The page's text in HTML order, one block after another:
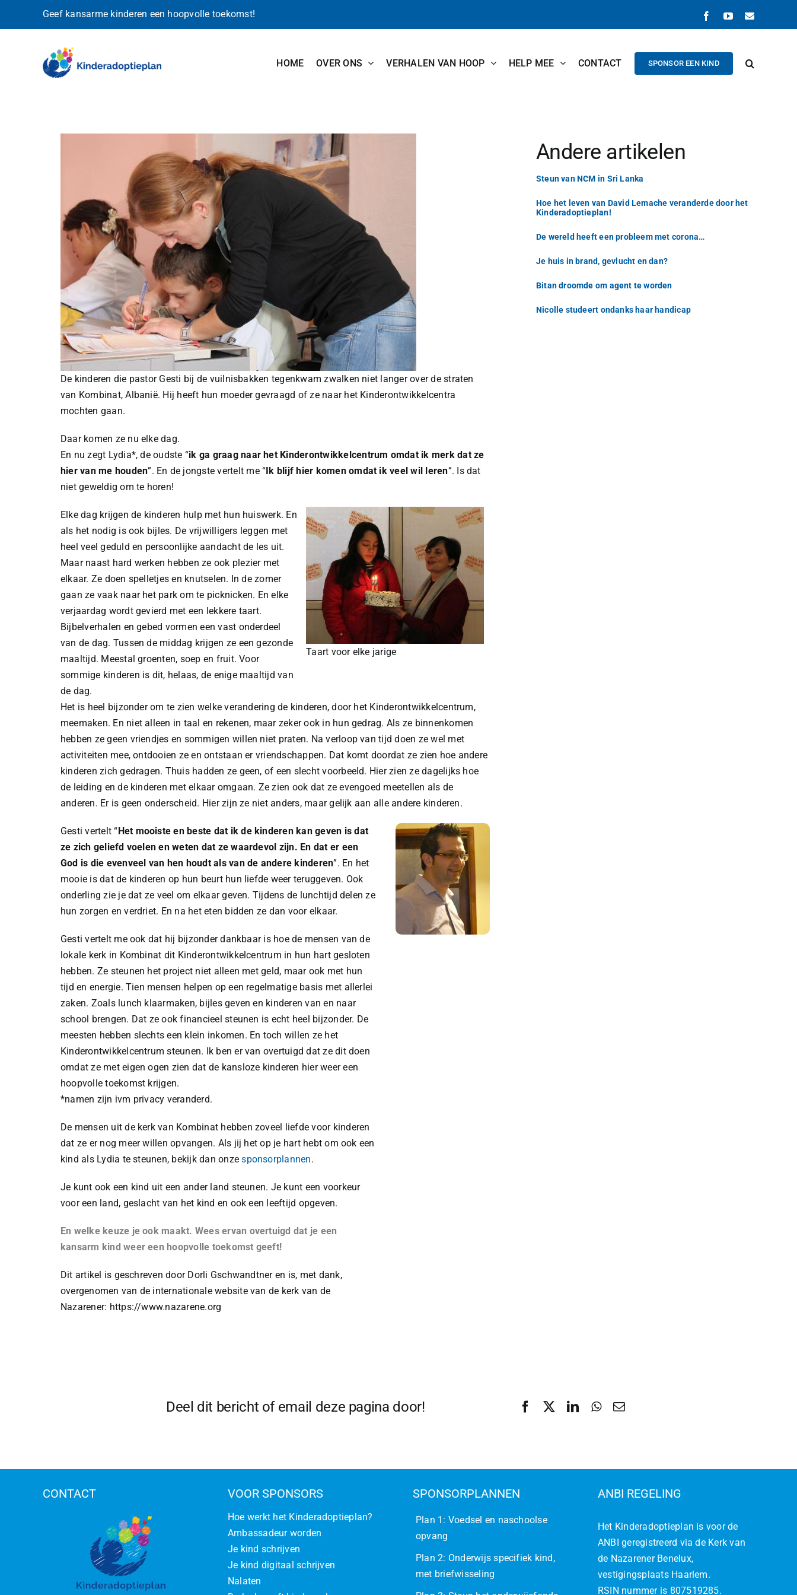
Geef kansarme kinderen een hoopvolle toekomst! FacebookYouTube
E-
HOME OVER ONS VERHALEN VAN HOOP HELP MEE CONTACT SPONSOR EEN KIND
De kinderen die pastor Gesti bij de vuilnisbakken tegenkwam zwalken niet langer over de straten
van Kombinat, Albanië. Hij heeft hun moeder gevraagd of ze naar het Kinderontwikkelcentra
mochten gaan.
Daar komen ze nu elke dag.
En nu zegt Lydia*, de oudste “ik ga graag naar het Kinderontwikkelcentrum omdat ik merk dat ze
hier van me houden”. En de jongste vertelt me “Ik blijf hier komen omdat ik veel wil leren”. Is dat
niet geweldig om te horen!
Taart voor elke jarige
Elke dag krijgen de kinderen hulp met hun huiswerk. En
als het nodig is ook bijles. De vrijwilligers leggen met
heel veel geduld en persoonlijke aandacht de les uit.
Maar naast hard werken hebben ze ook plezier met
elkaar. Ze doen spelletjes en knutselen. In de zomer
gaan ze vaak naar het park om te picknicken. En elke
verjaardag wordt gevierd met een lekkere taart.
Bijbelverhalen en gebed vormen een vast onderdeel
van de dag. Tussen de middag krijgen ze een gezonde
maaltijd. Meestal groenten, soep en fruit. Voor
sommige kinderen is dit, helaas, de enige maaltijd van
de dag.
Het is heel bijzonder om te zien welke verandering de kinderen, door het Kinderontwikkelcentrum,
meemaken. En niet alleen in taal en rekenen, maar zeker ook in hun gedrag. Als ze binnenkomen
hebben ze geen vriendjes en sommigen willen niet praten. Na verloop van tijd doen ze wel met
activiteiten mee, ontdooien ze en ontstaan er vriendschappen. Dat komt doordat ze zien hoe andere
kinderen zich gedragen. Thuis hadden ze geen, of een slecht voorbeeld. Hier zien ze dagelijks hoe
de leiding en de kinderen met elkaar omgaan. Ze zien ook dat ze evengoed meetellen als de
anderen. Er is geen onderscheid. Hier zijn ze niet anders, maar gelijk aan alle andere kinderen.
Gesti vertelt “Het mooiste en beste dat ik de kinderen kan geven is dat
ze zich geliefd voelen en weten dat ze waardevol zijn. En dat er een
God is die evenveel van hen houdt als van de andere kinderen”. En het
mooie is dat de kinderen op hun beurt hun liefde weer teruggeven. Ook
onderling zie je dat ze veel om elkaar geven. Tijdens de lunchtijd delen ze
hun zorgen en verdriet. En na het eten bidden ze dan voor elkaar.
Gesti vertelt me ook dat hij bijzonder dankbaar is hoe de mensen van de
lokale kerk in Kombinat dit Kinderontwikkelcentrum in hun hart gesloten
hebben. Ze steunen het project niet alleen met geld, maar ook met hun
tijd en energie. Tien mensen helpen op een regelmatige basis met allerlei
zaken. Zoals lunch klaarmaken, bijles geven en kinderen van en naar
school brengen. Dat ze ook financieel steunen is echt heel bijzonder. De
meesten hebben slechts een klein inkomen. En toch willen ze het
Kinderontwikkelcentrum steunen. Ik ben er van overtuigd dat ze dit doen
omdat ze met eigen ogen zien dat de kansloze kinderen hier weer een
hoopvolle toekomst krijgen.
*namen zijn ivm privacy veranderd.
De mensen uit de kerk van Kombinat hebben zoveel liefde voor kinderen
dat ze er nog meer willen opvangen. Als jij het op je hart hebt om ook een
kind als Lydia te steunen, bekijk dan onzesponsorplannen.
Je kunt ook een kind uit een ander land steunen. Je kunt een voorkeur
voor een land, geslacht van het kind en ook een leeftijd opgeven.
En welke keuze je ook maakt. Wees ervan overtuigd dat je een
kansarm kind weer een hoopvolle toekomst geeft!
Dit artikel is geschreven door Dorli Gschwandtner en is, met dank,
overgenomen van de internationale website van de kerk van de
Nazarener: https://www.nazarene.org
Andere artikelen
Steun van NCM in Sri Lanka
Hoe het leven van David Lemache veranderde door het
Kinderadoptieplan!
De wereld heeft een probleem met corona…
Je huis in brand, gevlucht en dan?
Bitan droomde om agent te worden
Nicolle studeert ondanks haar handicap
Deel dit bericht of email deze pagina door!
CONTACT VOOR SPONSORS
Hoe werkt het Kinderadoptieplan?
Ambassadeur worden
Je kind schrijven
Je kind digitaal schrijven
Nalaten
SPONSORPLANNEN
Plan 1: Voedsel en naschoolse
opvang
Plan 2: Onderwijs specifiek kind,
met briefwisseling
ANBI REGELING
Het Kinderadoptieplan is voor de
ANBI geregistreerd via de Kerk van
de Nazarener Benelux,
vestigingsplaats Haarlem.
RSIN nummer is 807519285.